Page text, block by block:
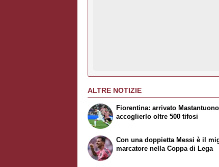
ALTRE NOTIZIE
Fiorentina: arrivato
accoglierlo oltre 500 tifosi
Con una doppietta Messi è il
marcatore nella Coppa di Lega